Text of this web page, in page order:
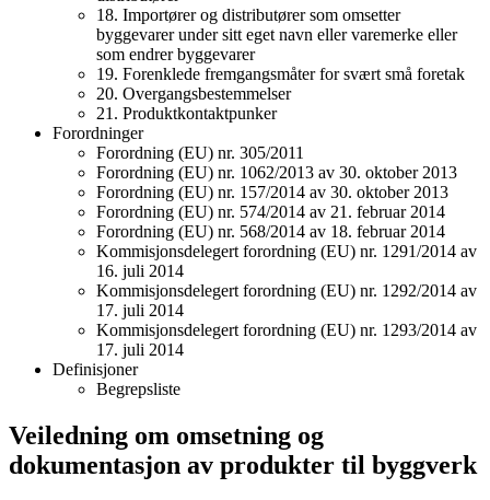
18. Importører og distributører som omsetter
byggevarer under sitt eget navn eller varemerke eller
som endrer byggevarer
19. Forenklede fremgangsmåter for svært små foretak
20. Overgangsbestemmelser
21. Produktkontaktpunker
Forordninger
Forordning (EU) nr. 305/2011
Forordning (EU) nr. 1062/2013 av 30. oktober 2013
Forordning (EU) nr. 157/2014 av 30. oktober 2013
Forordning (EU) nr. 574/2014 av 21. februar 2014
Forordning (EU) nr. 568/2014 av 18. februar 2014
Kommisjonsdelegert forordning (EU) nr. 1291/2014 av
16. juli 2014
Kommisjonsdelegert forordning (EU) nr. 1292/2014 av
17. juli 2014
Kommisjonsdelegert forordning (EU) nr. 1293/2014 av
17. juli 2014
Definisjoner
Begrepsliste
Veiledning om omsetning og
dokumentasjon av produkter til byggverk